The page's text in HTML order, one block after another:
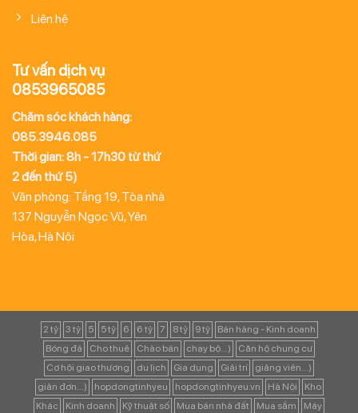
Liên hệ
Tư vấn dịch vụ
0853965085
Chăm sóc khách hàng:
085.3946.085
Thời gian: 8h - 17h30 từ thứ
2 đến thứ 5)
Văn phòng: Tầng 19, Tòa nhà
137 Nguyễn Ngọc Vũ, Yên
Hòa, Hà Nội
2 tỷ 3 tỷ 5 5 tỷ 6 6 tỷ 7 8 tỷ 9 tỷ
Bán hàng - Kinh doanh
Bóng đá
Cho thuê Chào bán chạy bộ...)
Căn hộ chung cư
Cơ hội giao thương
du lịch Gia dụng Giải trí
giảng viên...)
giản đơn...)
hopdongtinhyeu hopdongtinhyeu.vn Hà Nội
Kho
Khác
Kinh doanh Kỹ thuật số Mua bán nhà đất Mua sắm
Máy